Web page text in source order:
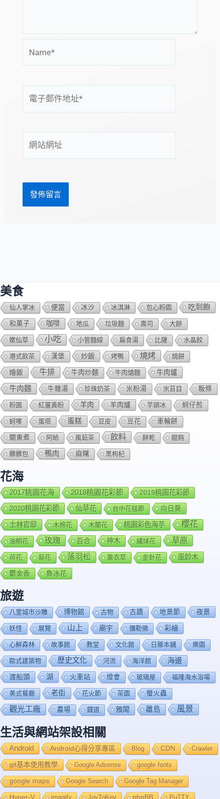
子
地
站
美食
仙人掌冰 便當 冰沙 冰淇淋 包心粉園 吃到飽
和菓子 咖啡 地瓜 垃圾麵 壽司 大餅
嫰仙草 小吃 小管麵線 扁食湯 比薩 水晶餃
港式飲茶 漢堡 炒飯 烤鴨 燒烤 燒餅
燴飯 牛排 牛肉炒麵 牛肉熗麵 牛肉爐
牛肉麵 牛雜湯 珍珠奶茶 米粉湯 米苔目 粄條
粉圓 紅薑黃粉 羊肉 羊肉爐 芋頭冰 蚵仔煎
蚵嗲 蛋塔 蛋糕 豆皮 豆花 車輪餅
關東煮 阿給 風茹茶 飲料 餅乾 餛飩
髒髒包 鴨肉 麻糬 黑枸杞
花海
2017桃園花海 2018桃園花彩節
2019桃園花彩節
2020桃園花彩節
仙草花 台中花毯節 向日葵
士林官邸 木棉花 木蘭花 桃園彩色海芋 櫻花
油桐花 玫瑰 百合 神木 繡球花 草原
荷花 菊花 落羽松 薰衣草 金針花 風鈴木
鬱金香 魯冰花
旅遊
八里城市沙雕 博物館 古物 古蹟 地景節 夜景
妖怪 展覽 山上 廟宇 彌勒佛 彩繪
心鮮森林 故事館 教堂 文化館 日藥本舖 樂園
歐式建築物 歷史文化 河流 海洋館 海邊
渡船頭 湖 火車站 燈會 玻璃屋 福隆海水浴場
美式餐廳 老街 花火節 茶園 螢火蟲
觀光工廠 農場 鐡道 雅聞 離島 風景
生活與網站架設相關
Android Android心得分享專區 Blog CDN Crawler
git基本使用教學 Google Adsense google fonts
google maps Google Search Google Tag Manager
Hyper-V imagify JoyToKey phpBB PuTTY